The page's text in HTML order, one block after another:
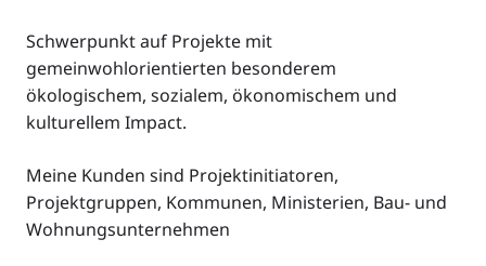
Schwerpunkt auf Projekte mit
gemeinwohlorientierten besonderem
ökologischem, sozialem, ökonomischem und
kulturellem Impact.
Meine Kunden sind Projektinitiatoren,
Projektgruppen, Kommunen, Ministerien, Bau- und
Wohnungsunternehmen